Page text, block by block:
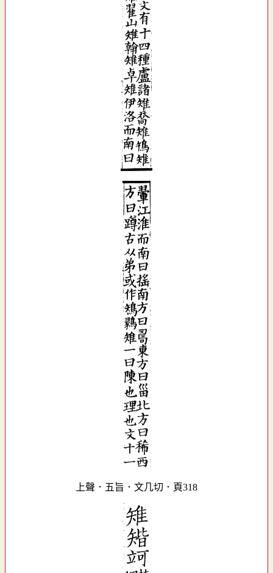
上聲．五旨．文几切．頁318